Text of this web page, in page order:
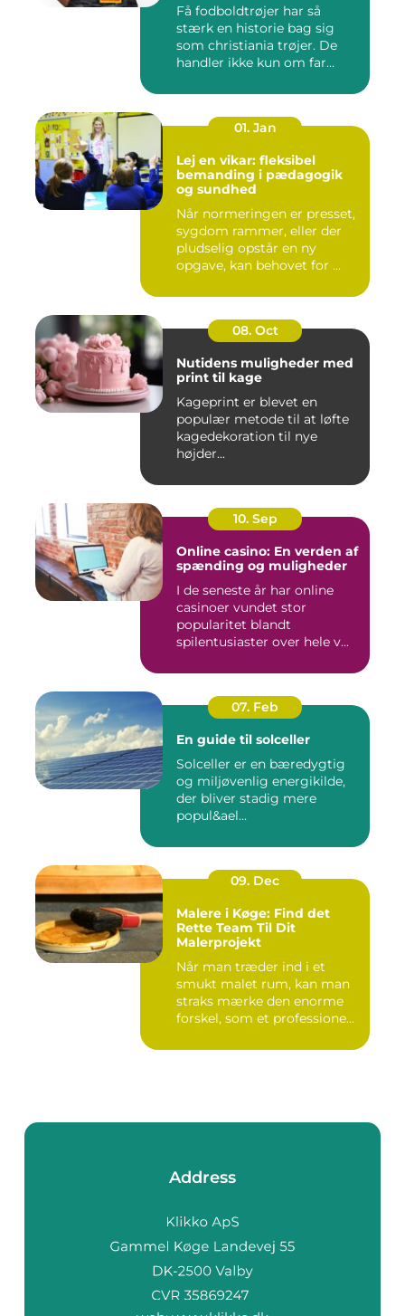
Få fodboldtrøjer har så
stærk en historie bag sig
som christiania trøjer. De
handler ikke kun om far...
01. Jan
Lej en vikar: fleksibel
bemanding i pædagogik
og sundhed
Når normeringen er presset,
sygdom rammer, eller der
pludselig opstår en ny
opgave, kan behovet for ...
08. Oct
Nutidens muligheder med
print til kage
Kageprint er blevet en
populær metode til at løfte
kagedekoration til nye
højder...
10. Sep
Online casino: En verden af
spænding og muligheder
I de seneste år har online
casinoer vundet stor
popularitet blandt
spilentusiaster over hele v...
07. Feb
En guide til solceller
Solceller er en bæredygtig
og miljøvenlig energikilde,
der bliver stadig mere
popul&ael...
09. Dec
Malere i Køge: Find det
Rette Team Til Dit
Malerprojekt
Når man træder ind i et
smukt malet rum, kan man
straks mærke den enorme
forskel, som et professione...
Address